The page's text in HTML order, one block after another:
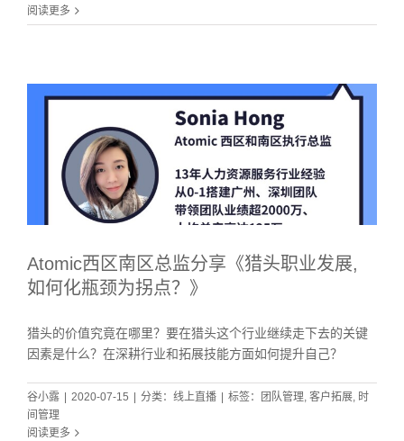
阅读更多
Atomic西区南区总监分享《猎头职业发展,
如何化瓶颈为拐点？》
猎头的价值究竟在哪里？要在猎头这个行业继续走下去的关键
因素是什么？在深耕行业和拓展技能方面如何提升自己？
谷小露 2020-07-15 分类： 线上直播 标签： 团队管理, 客户拓展, 时
间管理
阅读更多